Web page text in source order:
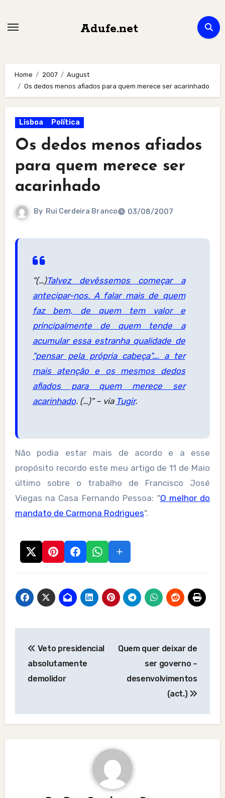
Adufe.net
Home 2007
August
Os dedos menos afiados para quem merece ser acarinhado
Lisboa Política
Os dedos menos afiados
para quem merece ser
acarinhado
By Rui Cerdeira Branco 03/08/2007
"(…)Talvez devêssemos começar a
antecipar-nos. A falar mais de quem
faz bem, de quem tem valor e
principalmente de quem tende a
acumular essa estranha qualidade de
"pensar pela própria cabeça"…. a ter
mais atenção e os mesmos dedos
afiados para quem merece ser
acarinhado. (…)"– via Tugir.
Não podia estar mais de acordo e a esse
propósito recordo este meu artigo de 11 de Maio
último sobre o trabalho de Francisco José
Viegas na Casa Fernando Pessoa: "O melhor do
mandato de Carmona Rodrigues".
navigation
Veto presidencial
absolutamente
demolidor
Quem quer deixar de
ser governo –
desenvolvimentos
(act.)